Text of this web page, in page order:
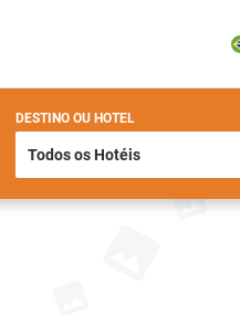
DESTINO OU HOTEL